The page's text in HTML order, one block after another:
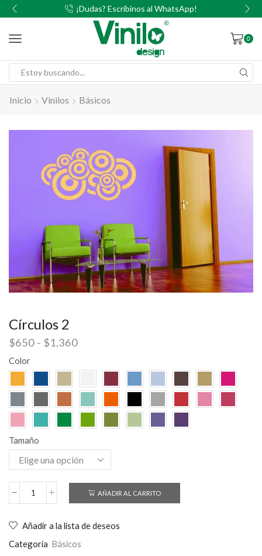
¡Dudas? Escribinos al WhatsApp!
0
Inicio Vinilos Básicos
Círculos 2
$650 - $1,360
Color
Tamaño
AÑADIR AL CARRITO
Añadir a la lista de deseos
Categoría Básicos